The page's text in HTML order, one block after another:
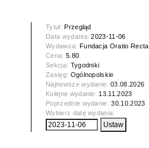
Tytuł:Przegląd
Data wydania:2023-11-06
Wydawca: Fundacja Oratio Recta
Cena: 5.80
Sekcja: Tygodniki
Zasięg: Ogólnopolskie
Najnowsze wydanie:03.08.2026
Kolejne wydanie: 13.11.2023
Poprzednie wydanie:30.10.2023
Wybierz datę wydania: